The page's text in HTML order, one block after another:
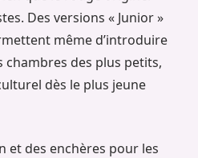
Des versions « Junior »
même d’introduire
chambres des plus petits,
dès le plus jeune
et des enchères pour les